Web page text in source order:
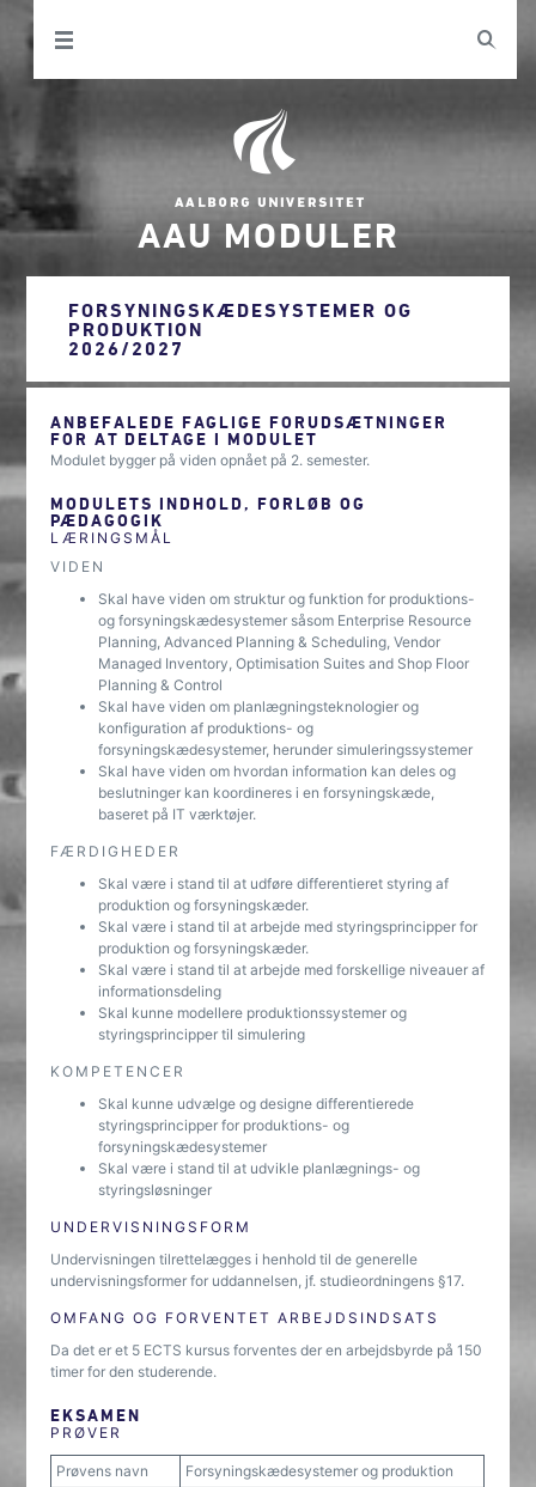
AAU MODULER
FORSYNINGSKÆDESYSTEMER OG
PRODUKTION
2026/2027
ANBEFALEDE FAGLIGE FORUDSÆTNINGER
FOR AT DELTAGE I MODULET
Modulet bygger på viden opnået på 2. semester.
MODULETS INDHOLD, FORLØB OG
PÆDAGOGIK
LÆRINGSMÅL
VIDEN
Skal have viden om struktur og funktion for produktions-
og forsyningskædesystemer såsom Enterprise Resource
Planning, Advanced Planning & Scheduling, Vendor
Managed Inventory, Optimisation Suites and Shop Floor
Planning & Control
Skal have viden om planlægningsteknologier og
konfiguration af produktions- og
forsyningskædesystemer, herunder simuleringssystemer
Skal have viden om hvordan information kan deles og
beslutninger kan koordineres i en forsyningskæde,
baseret på IT værktøjer.
FÆRDIGHEDER
Skal være i stand til at udføre differentieret styring af
produktion og forsyningskæder.
Skal være i stand til at arbejde med styringsprincipper for
produktion og forsyningskæder.
Skal være i stand til at arbejde med forskellige niveauer af
informationsdeling
Skal kunne modellere produktionssystemer og
styringsprincipper til simulering
KOMPETENCER
Skal kunne udvælge og designe differentierede
styringsprincipper for produktions- og
forsyningskædesystemer
Skal være i stand til at udvikle planlægnings- og
styringsløsninger
UNDERVISNINGSFORM
Undervisningen tilrettelægges i henhold til de generelle
undervisningsformer for uddannelsen, jf. studieordningens §17.
OMFANG OG FORVENTET ARBEJDSINDSATS
Da det er et 5 ECTS kursus forventes der en arbejdsbyrde på 150
timer for den studerende.
EKSAMEN
PRØVER
Prøvens navn
Forsyningskædesystemer og produktion